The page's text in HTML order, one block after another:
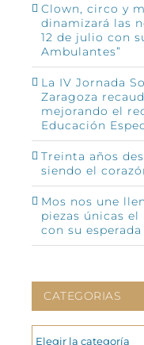
Clown, circo y
dinamizará las
12 de julio con
Ambulantes”
La IV Jornada
Zaragoza
mejorando el
Educación
Treinta años
siendo el
Mos nos une
piezas únicas el
con su
CATEGORIAS
CATEGORIAS